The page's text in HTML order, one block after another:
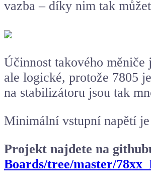
vazba – díky nim tak
Účinnost takového
ale logické, protože 7805
na stabilizátoru jsou tak
Minimální vstupní napětí
Projekt najdete na
Boards/tree/master/